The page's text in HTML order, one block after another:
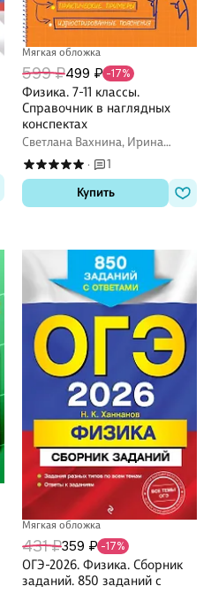
Мягкая обложка
599 ₽499 ₽ -17%
Физика. 7-11 классы.
Справочник в наглядных
конспектах
Светлана Вахнина, Ирина
Попова
·
1
Купить
Мягкая обложка
431 ₽359 ₽ -17%
ОГЭ-2026. Физика. Сборник
заданий. 850 заданий с